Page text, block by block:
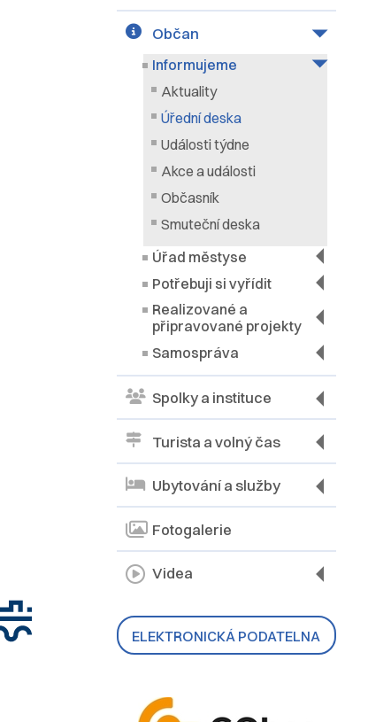
Občan
Informujeme
Aktuality
Úřední deska
Události týdne
Akce a události
Občasník
Smuteční deska
Úřad městyse
Potřebuji si vyřídit
Realizované a
připravované projekty
Samospráva
Spolky a instituce
Turista a volný čas
Ubytování a služby
Fotogalerie
Videa
ELEKTRONICKÁ PODATELNA